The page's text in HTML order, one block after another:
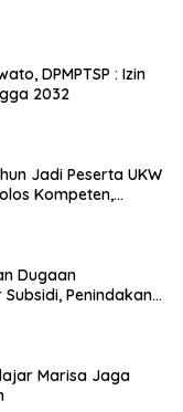
DPMPTSP : Izin
2032
Jadi Peserta UKW
Kompeten,
Dugaan
Subsidi, Penindakan
Marisa Jaga